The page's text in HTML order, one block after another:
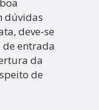
dúvidas
deve-se
entrada
da
de